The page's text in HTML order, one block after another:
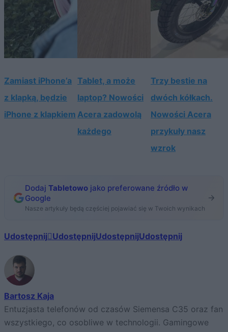
Zamiast iPhone’a
z klapką, będzie
iPhone z klapkiem
Tablet, a może
laptop? Nowości
Acera zadowolą
każdego
Trzy bestie na
dwóch kółkach.
Nowości Acera
przykuły nasz
wzrok
Dodaj Tabletowo jako preferowane źródło w
Google
Nasze artykuły będą częściej pojawiać się w Twoich wynikach
Udostępnij UdostępnijUdostępnijUdostępnij
Bartosz Kaja
Entuzjasta telefonów od czasów Siemensa C35 oraz fan
wszystkiego, co osobliwe w technologii. Gamingowe